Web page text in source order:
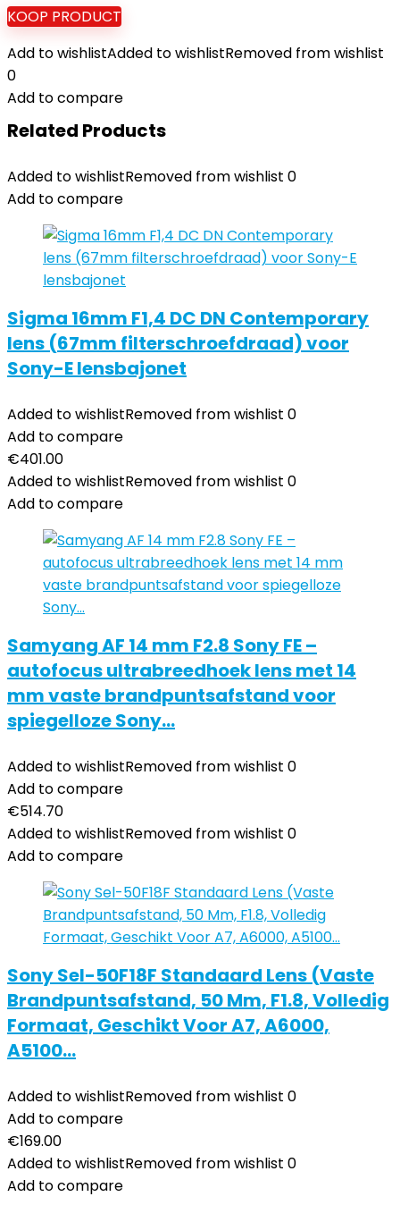
KOOP PRODUCT
Add to wishlistAdded to wishlistRemoved from wishlist
0
Add to compare
Related Products
Added to wishlistRemoved from wishlist 0
Add to compare
Sigma 16mm F1,4 DC DN Contemporary
lens (67mm filterschroefdraad) voor
Sony-E lensbajonet
Added to wishlistRemoved from wishlist 0
Add to compare
€401.00
Added to wishlistRemoved from wishlist 0
Add to compare
Samyang AF 14 mm F2.8 Sony FE –
autofocus ultrabreedhoek lens met 14
mm vaste brandpuntsafstand voor
spiegelloze Sony…
Added to wishlistRemoved from wishlist 0
Add to compare
€514.70
Added to wishlistRemoved from wishlist 0
Add to compare
Sony Sel-50F18F Standaard Lens (Vaste
Brandpuntsafstand, 50 Mm, F1.8, Volledig
Formaat, Geschikt Voor A7, A6000,
A5100…
Added to wishlistRemoved from wishlist 0
Add to compare
€169.00
Added to wishlistRemoved from wishlist 0
Add to compare